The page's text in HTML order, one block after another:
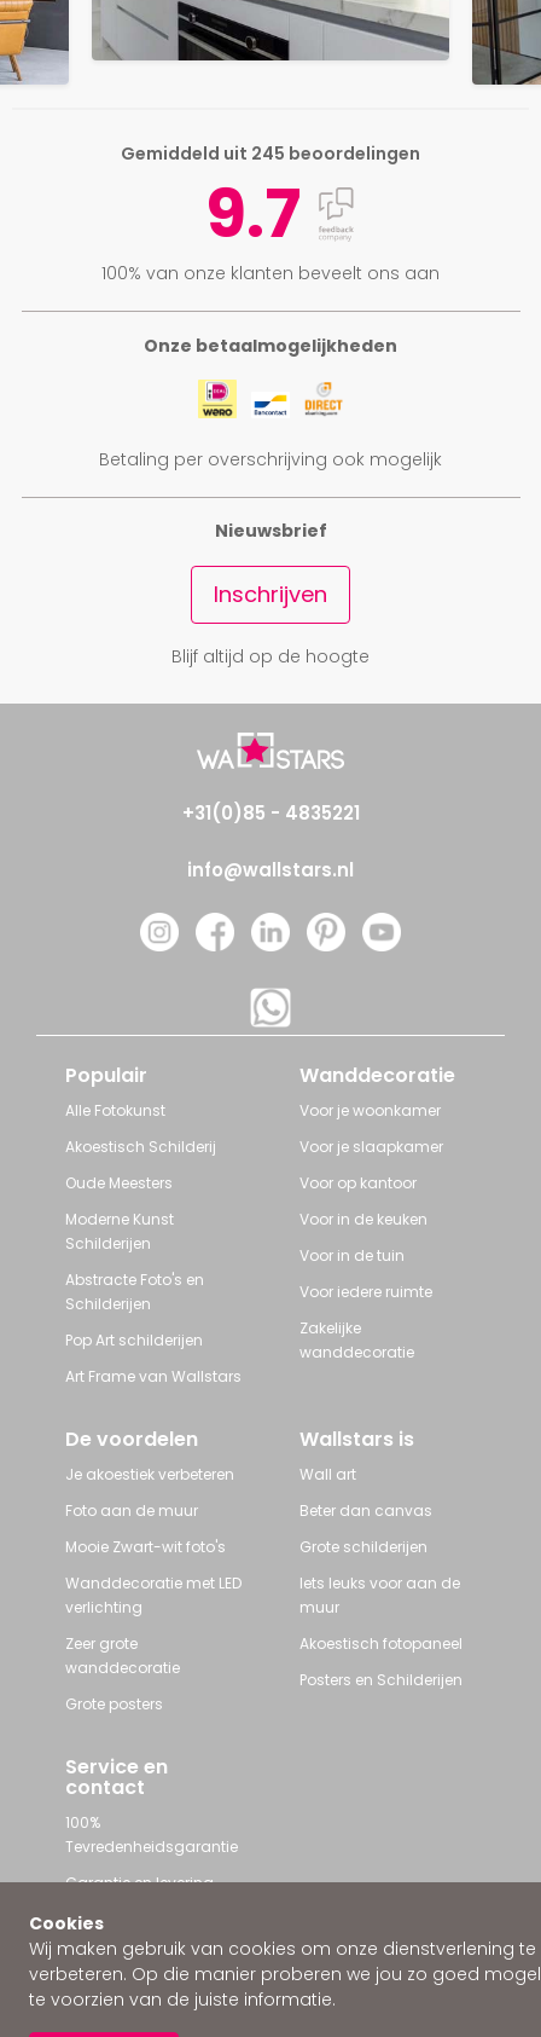
Cookies
Wij maken gebruik van cookies om onze dienstverlening te
verbeteren. Op die manier proberen we jou zo goed
te voorzien van de juiste informatie.
Onze betaalmogelijkheden
Betaling per overschrijving ook mogelijk
Gemiddeld uit 245 beoordelingen
9.7
100% van onze klanten beveelt ons aan
Nieuwsbrief
Inschrijven
Blijf altijd op de hoogte
+31(0)85 - 4835221
info@wallstars.nl
Populair
Alle Fotokunst
Akoestisch Schilderij
Oude Meesters
Moderne Kunst
Schilderijen
Abstracte Foto's en
Schilderijen
Pop Art schilderijen
Art Frame van Wallstars
Wanddecoratie
Voor je woonkamer
Voor je slaapkamer
Voor op kantoor
Voor in de keuken
Voor in de tuin
Voor iedere ruimte
Zakelijke
wanddecoratie
De voordelen
Je akoestiek verbeteren
Foto aan de muur
Mooie Zwart-wit foto's
Wanddecoratie met LED
verlichting
Zeer grote
wanddecoratie
Grote posters
Wallstars is
Wall art
Beter dan canvas
Grote schilderijen
Iets leuks voor aan de
muur
Akoestisch fotopaneel
Posters en Schilderijen
Service en
contact
100%
Tevredenheidsgarantie
Garantie en levering
Contact met Wallstars
WhatsApp ons